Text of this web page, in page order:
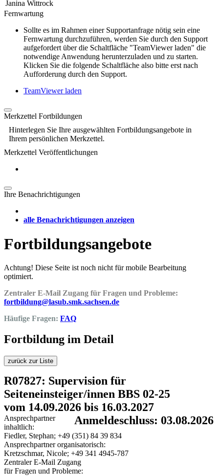
Janina Wittrock
Fernwartung
Sollte es im Rahmen einer Supportanfrage nötig sein eine
Fernwartung durchzuführen, werden Sie durch den Support
aufgefordert über die Schaltfläche "TeamViewer laden" die
notwendige Anwendung herunterzuladen und zu starten.
Klicken Sie die folgende Schaltfläche also bitte erst nach
Aufforderung durch den Support.
TeamViewer laden
Merkzettel Fortbildungen
Hinterlegen Sie Ihre ausgewählten Fortbildungsangebote in
Ihrem persönlichen Merkzettel.
Merkzettel Veröffentlichungen
Ihre Benachrichtigungen
alle Benachrichtigungen anzeigen
Fortbildungsangebote
Achtung! Diese Seite ist noch nicht für mobile Bearbeitung
optimiert.
Zentraler E-Mail Zugang für Fragen und Probleme:
fortbildung@lasub.smk.sachsen.de
Häufige Fragen: FAQ
Fortbildung im Detail
zurück zur Liste
R07827: Supervision für
Seiteneinsteiger/innen BBS 02-25
vom 14.09.2026 bis 16.03.2027
Anmeldeschluss: 03.08.2026
Ansprechpartner
inhaltlich:
Fiedler, Stephan; +49 (351) 84 39 834
Ansprechpartner organisatorisch:
Kretzschmar, Nicole; +49 341 4945-787
Zentraler E-Mail Zugang
für Fragen und Probleme: